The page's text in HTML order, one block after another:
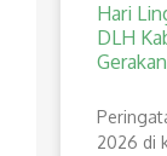
Hari
DLH
2026 di